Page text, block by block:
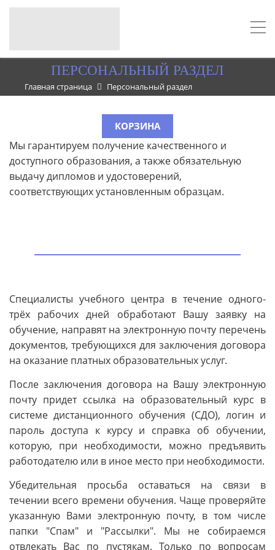
ПЕРСОНАЛЬНЫЙ РАЗДЕЛ
Главная страница Персональный раздел
КОРЗИНА
Мы гарантируем получение качественного и
доступного образования, а также обязательную
выдачу дипломов и удостоверений,
соответствующих установленным образцам.
Специалисты учебного центра в течение одного-
трёх рабочих дней обработают Вашу заявку на
обучение, направят на электронную почту перечень
документов, требующихся для заключения договора
на оказание платных образовательных услуг.
После заключения договора на Вашу электронную
почту придет ссылка на образовательный курс в
системе дистанционного обучения (СДО), логин и
пароль доступа к курсу и справка об обучении,
которую, при необходимости, можно предъявить
работодателю или в иное место при необходимости.
Убедительная просьба оставаться на связи в
течении всего времени обучения. Чаще проверяйте
указанную Вами электронную почту, в том числе
папки "Спам" и "Рассылки". Мы не собираемся
отвлекать Вас по пустякам. Только по вопросам